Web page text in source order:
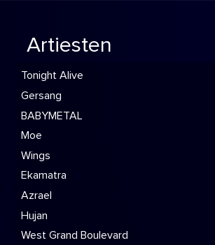
Artiesten
Tonight Alive
Gersang
BABYMETAL
Moe
Wings
Ekamatra
Azrael
Hujan
West Grand Boulevard